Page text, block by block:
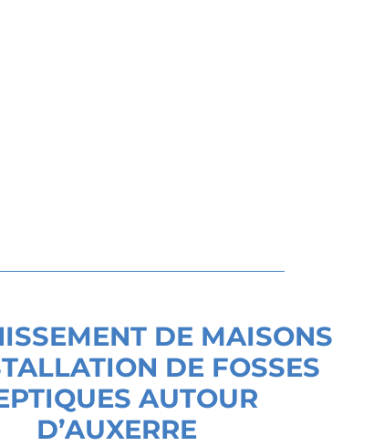
DE MAISONS
DE FOSSES
AUTOUR
D’AUXERRE